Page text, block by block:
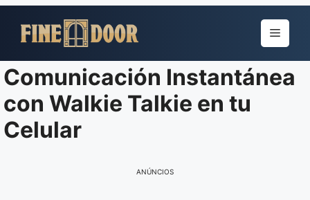
para
conteúdo
Menu
Comunicación Instantánea
con Walkie Talkie en tu
Celular
ANÚNCIOS